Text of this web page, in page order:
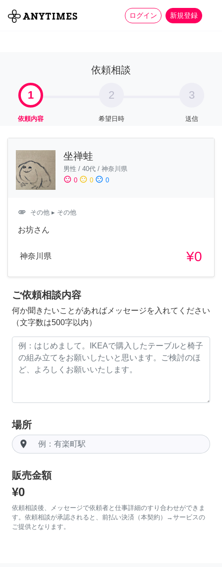
ログイン 新規登録
全て 家事 more_horiz
依頼相談
1
依頼内容
2
希望日時
3
送信
坐禅蛙
男性 / 40代 / 神奈川県
sentiment_satisfied 0 sentiment_neutral 0 sentiment_dissatisfied 0
attachment その他 ▸ その他
お坊さん
神奈川県 ¥0
ご依頼相談内容
何か聞きたいことがあればメッセージを入れてください
（文字数は500字以内）
場所
room
販売金額
¥0
依頼相談後、メッセージで依頼者と仕事詳細のすり合わせができま
す。依頼相談が承認されると、前払い決済（本契約）→サービスの
ご提供となります。